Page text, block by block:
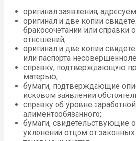
оригинал заявления,
оригинал и две копии
бракосочетании или справки
отношений;
оригинал и две копии
или паспорта
справку, подтверждающую
матерью;
бумаги, подтверждающие
исковом заявлении
справку об уровне
алиментообязанного;
бумаги, свидетельствующие
уклонении отцом от